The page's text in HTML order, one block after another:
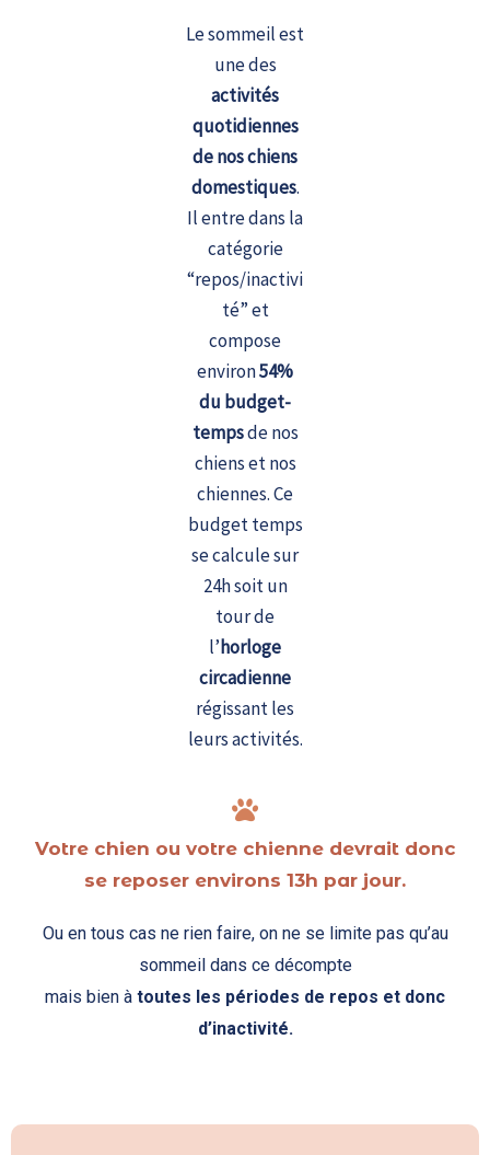
Le sommeil est
une des
activités
quotidiennes
de nos chiens
domestiques.
Il entre dans la
catégorie
“repos/inactivi
té” et
compose
environ54%
du budget-
tempsde nos
chiens et nos
chiennes. Ce
budget temps
se calcule sur
24h soit un
tour de
l’horloge
circadienne
régissant les
leurs activités.
Votre chien ou votre chienne devrait donc
se reposer environs 13h par jour.
Ou en tous cas ne rien faire, on ne se limite pas qu’au
sommeil dans ce décompte
mais bien à toutes les périodes de repos et donc
d’inactivité.